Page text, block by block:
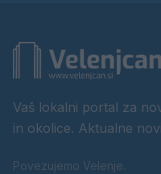
Vaš lokalni portal za
in okolice. Aktualne
Povezujemo Velenje.